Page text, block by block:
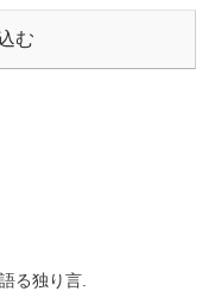
む
る独り言.